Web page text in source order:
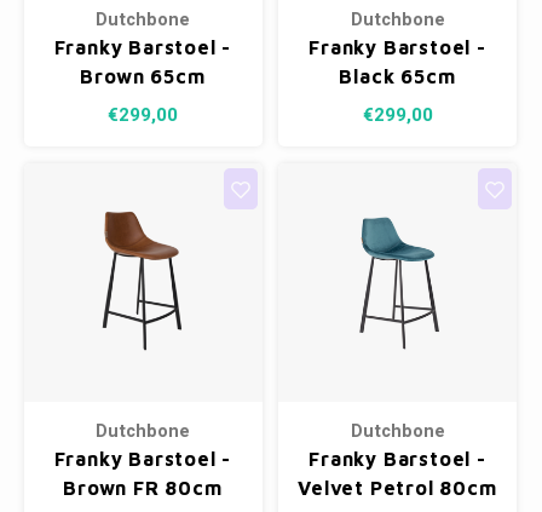
Dutchbone
Franky Barstoel -
Brown 65cm
€299,00
Dutchbone
Franky Barstoel -
Black 65cm
€299,00
Dutchbone
Franky Barstoel -
Brown FR 80cm
Dutchbone
Franky Barstoel -
Velvet Petrol 80cm